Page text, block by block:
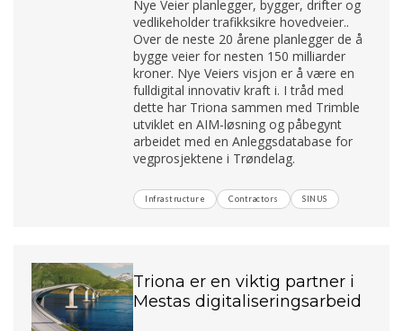
Nye Veier planlegger, bygger, drifter og
vedlikeholder trafikksikre hovedveier..
Over de neste 20 årene planlegger de å
bygge veier for nesten 150 milliarder
kroner. Nye Veiers visjon er å være en
fulldigital innovativ kraft i. I tråd med
dette har Triona sammen med Trimble
utviklet en AIM-løsning og påbegynt
arbeidet med en Anleggsdatabase for
vegprosjektene i Trøndelag.
Infrastructure Contractors SINUS
Triona er en viktig partner i
Mestas digitaliseringsarbeid